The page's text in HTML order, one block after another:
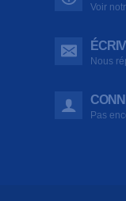
Voir
Nous
Pas